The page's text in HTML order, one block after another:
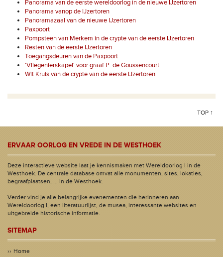
Panorama van de eerste wereldoorlog in de nieuwe IJzertoren
Panorama vanop de IJzertoren
Panoramazaal van de nieuwe IJzertoren
Paxpoort
Pompsteen van Merkem in de crypte van de eerste IJzertoren
Resten van de eerste IJzertoren
Toegangsdeuren van de Paxpoort
'Vliegenierskapel' voor graaf P. de Goussencourt
Wit Kruis van de crypte van de eerste IJzertoren
TOP ↑
ERVAAR OORLOG EN VREDE IN DE WESTHOEK
Deze interactieve website laat je kennismaken met Wereldoorlog I in de
Westhoek. De centrale database omvat alle monumenten, sites, lokaties,
begraafplaatsen, ... in de Westhoek.
Verder vind je alle belangrijke evenementen die herinneren aan
Wereldoorlog I, een literatuurlijst, de musea, interessante websites en
uitgebreide historische informatie.
SITEMAP
Home